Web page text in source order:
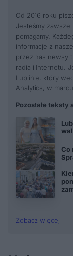
Od 2016 roku
Jesteśmy zawsze
pomagamy.
informacje z
przez nas newsy
radia i Internetu.
Lublinie, który
Analytics, w
Pozostałe teksty
Co
Zobacz więcej